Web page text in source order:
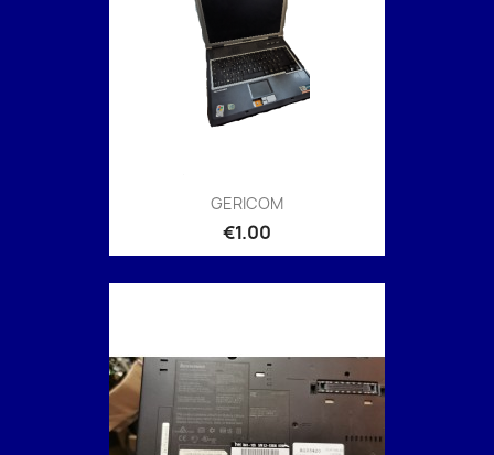
GERICOM
€1.00